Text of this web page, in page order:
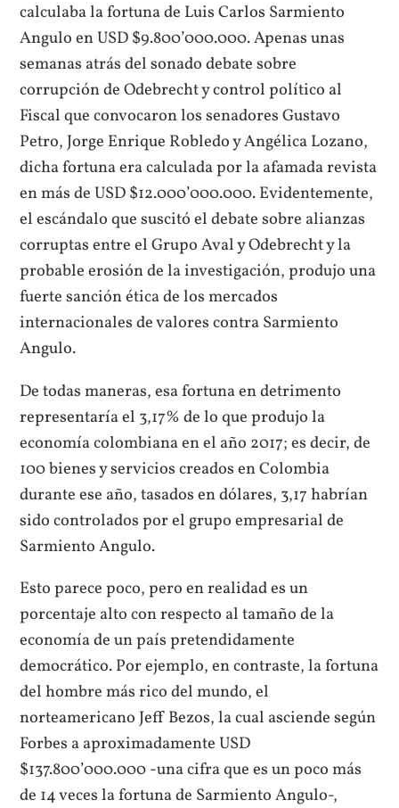
calculaba la fortuna de Luis Carlos Sarmiento
Angulo en USD $9.800’000.000. Apenas unas
semanas atrás del sonado debate sobre
corrupción de Odebrecht y control político al
Fiscal que convocaron los senadores Gustavo
Petro, Jorge Enrique Robledo y Angélica Lozano,
dicha fortuna era calculada por la afamada revista
en más de USD $12.000’000.000. Evidentemente,
el escándalo que suscitó el debate sobre alianzas
corruptas entre el Grupo Aval y Odebrecht y la
probable erosión de la investigación, produjo una
fuerte sanción ética de los mercados
internacionales de valores contra Sarmiento
Angulo.
De todas maneras, esa fortuna en detrimento
representaría el 3,17% de lo que produjo la
economía colombiana en el año 2017; es decir, de
100 bienes y servicios creados en Colombia
durante ese año, tasados en dólares, 3,17 habrían
sido controlados por el grupo empresarial de
Sarmiento Angulo.
Esto parece poco, pero en realidad es un
porcentaje alto con respecto al tamaño de la
economía de un país pretendidamente
democrático. Por ejemplo, en contraste, la fortuna
del hombre más rico del mundo, el
norteamericano Jeff Bezos, la cual asciende según
Forbes a aproximadamente USD
$137.800’000.000 -una cifra que es un poco más
de 14 veces la fortuna de Sarmiento Angulo-,